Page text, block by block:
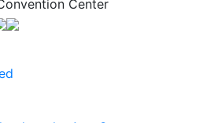
Center